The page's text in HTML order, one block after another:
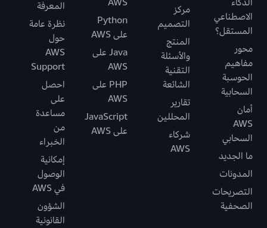
الاصطناعي
المستقل؟
محور
مفاهيم
الحوسبة
السحابية
أمان
AWS
السحابي
ما الجديد
المدونات
التصريحات
الصحفية
مركز
التصميم
المنتج
والأسئلة
التقنية
الشائعة
تقارير
المحللين
شركاء
AWS
Python
على AWS
Java على
AWS
PHP على
AWS
JavaScript
على AWS
المعرفة
نظرة عامة
حول
AWS
Support
احصل
على
مساعدة
من
الخبراء
إمكانية
الوصول
في AWS
الشؤون
القانونية